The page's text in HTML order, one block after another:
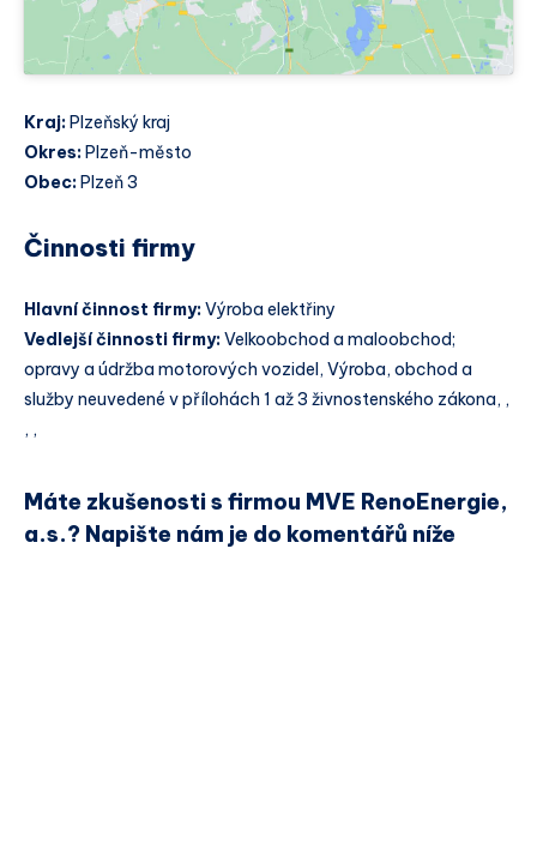
Kraj: Plzeňský kraj
Okres: Plzeň-město
Obec: Plzeň 3
Činnosti firmy
Hlavní činnost firmy:Výroba elektřiny
Vedlejší činnosti firmy:Velkoobchod a maloobchod;
opravy a údržba motorových vozidel, Výroba, obchod a
služby neuvedené v přílohách 1 až 3 živnostenského zákona, ,
, ,
Máte zkušenosti s firmou MVE RenoEnergie,
a.s.? Napište nám je do komentářů níže